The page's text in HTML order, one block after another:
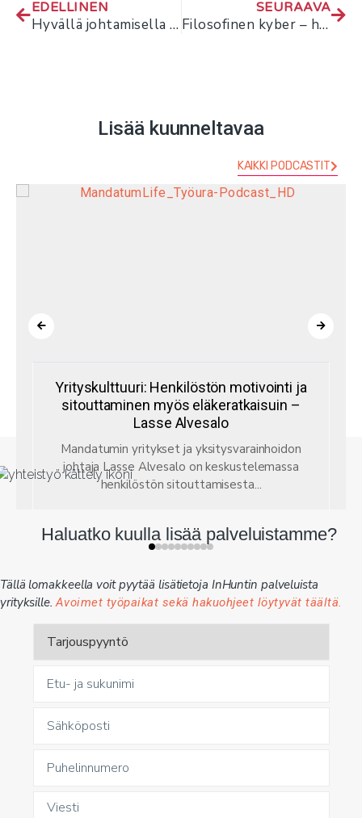
EDELLINEN
Hyvällä johtamisella saa uskomattoman paljon aikaan – haastattelussa Heini Pirttijärvi
SEURAAVA
Filosofinen kyber – haastattelussa Aki-Mauri Huhtinen
Lisää kuunneltavaa
KAIKKI PODCASTIT
Yrityskulttuuri: Henkilöstön motivointi ja
sitouttaminen myös eläkeratkaisuin –
Lasse Alvesalo
Mandatumin yritykset ja yksitysvarainhoidon
johtaja Lasse Alvesalo on keskustelemassa
henkilöstön sitouttamisesta...
Haluatko kuulla lisää palveluistamme?
Tällä lomakkeella voit pyytää lisätietoja InHuntin palveluista
yrityksille.Avoimet työpaikat sekä hakuohjeet löytyvät täältä.